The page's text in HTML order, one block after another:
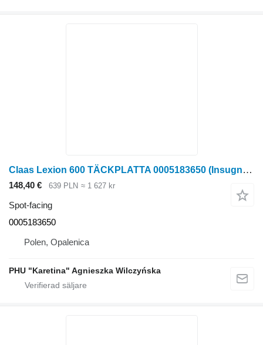
Claas Lexion 600 TÄCKPLATTA 0005183650 (Insugningskanal; lock spot-facing till Claas Lexion 600 skördetröska
148,40 € 639 PLN ≈ 1 627 kr
Spot-facing
0005183650
Polen, Opalenica
PHU "Karetina" Agnieszka Wilczyńska